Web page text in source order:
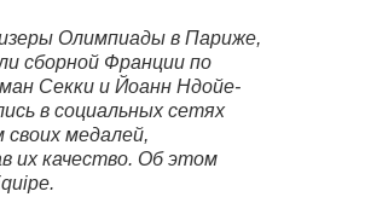
Олимпиады в Париже,
сборной Франции по
Секки и Йоанн Ндойе-
в социальных сетях
своих медалей,
их качество. Об этом